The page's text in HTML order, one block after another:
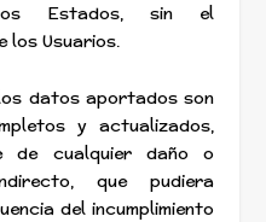
Estados, sin el
los Usuarios.
datos aportados son
y actualizados,
de cualquier daño o
que pudiera
del incumplimiento